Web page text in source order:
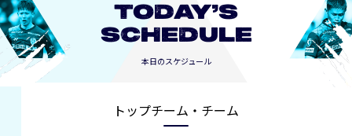
TODAY’S
SCHEDULE
本日のスケジュール
トップチーム・チーム